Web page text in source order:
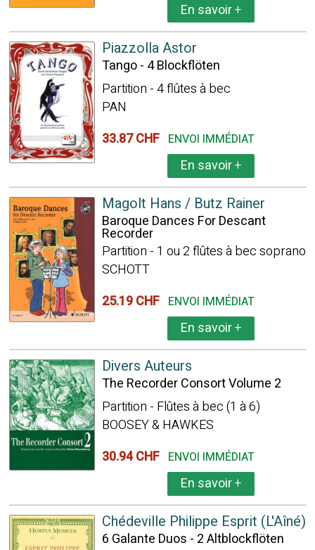
En savoir+
Piazzolla Astor
Tango - 4 Blockflöten
Partition - 4 flûtes à bec
PAN
33.87 CHF ENVOI IMMÉDIAT
En savoir+
Magolt Hans / Butz Rainer
Baroque Dances For Descant
Recorder
Partition - 1 ou 2 flûtes à bec soprano
SCHOTT
25.19 CHF ENVOI IMMÉDIAT
En savoir+
Divers Auteurs
The Recorder Consort Volume 2
Partition - Flûtes à bec (1 à 6)
BOOSEY & HAWKES
30.94 CHF ENVOI IMMÉDIAT
En savoir+
Chédeville Philippe Esprit (L'Aîné)
6 Galante Duos - 2 Altblockflöten